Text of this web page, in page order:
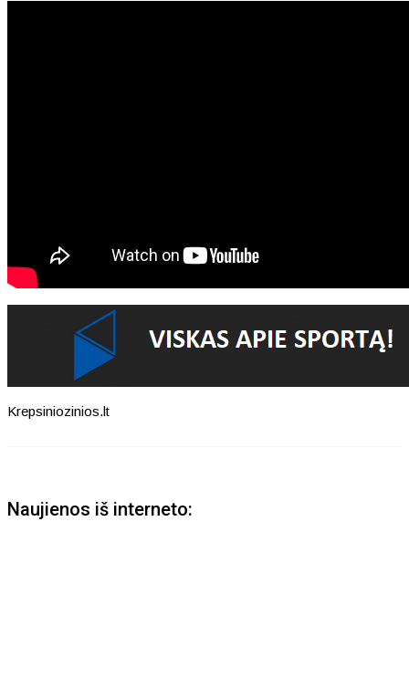
Krepsiniozinios.lt
Naujienos iš interneto: